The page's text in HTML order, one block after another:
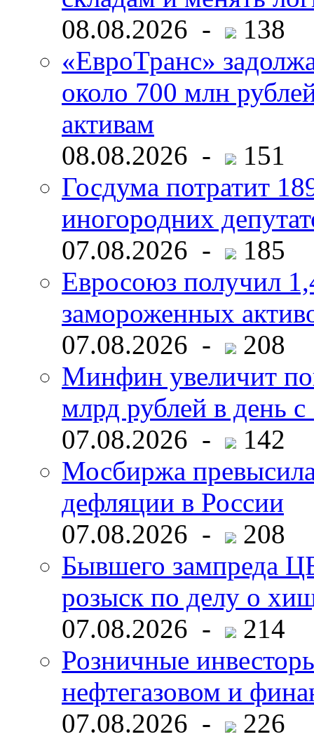
08.08.2026 -
138
«ЕвроТранс»
около 700 млн
активам
08.08.2026 -
151
Госдума потратит
иногородних
07.08.2026 -
185
Евросоюз получил
замороженных
07.08.2026 -
208
Минфин увеличит
млрд рублей в день с
07.08.2026 -
142
Мосбиржа
дефляции в России
07.08.2026 -
208
Бывшего зампреда
розыск по делу о
07.08.2026 -
214
Розничные
нефтегазовом и
07.08.2026 -
226